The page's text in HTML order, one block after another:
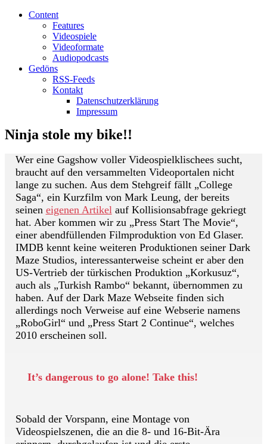
Content
Features
Videospiele
Videoformate
Audiopodcasts
Gedöns
RSS-Feeds
Kontakt
Datenschutzerklärung
Impressum
Ninja stole my bike!!
Wer eine Gagshow voller Videospielklischees sucht,
braucht auf den versammelten Videoportalen nicht
lange zu suchen. Aus dem Stehgreif fällt „College
Saga“, ein Kurzfilm von Mark Leung, der bereits
seinen eigenen Artikel auf Kollisionsabfrage gekriegt
hat. Aber kommen wir zu „Press Start The Movie“,
einer abendfüllenden Filmproduktion von Ed Glaser.
IMDB kennt keine weiteren Produktionen seiner Dark
Maze Studios, interessanterweise scheint er aber den
US-Vertrieb der türkischen Produktion „Korkusuz“,
auch als „Turkish Rambo“ bekannt, übernommen zu
haben. Auf der Dark Maze Webseite finden sich
allerdings noch Verweise auf eine Webserie namens
„RoboGirl“ und „Press Start 2 Continue“, welches
2010 erscheinen soll.
It’s dangerous to go alone! Take this!
Sobald der Vorspann, eine Montage von
Videospielszenen, die an die 8- und 16-Bit-Ära